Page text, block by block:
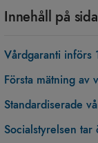
Innehåll på
Vårdgaranti införs
Första mätning
Standardiserade
Socialstyrelsen tar